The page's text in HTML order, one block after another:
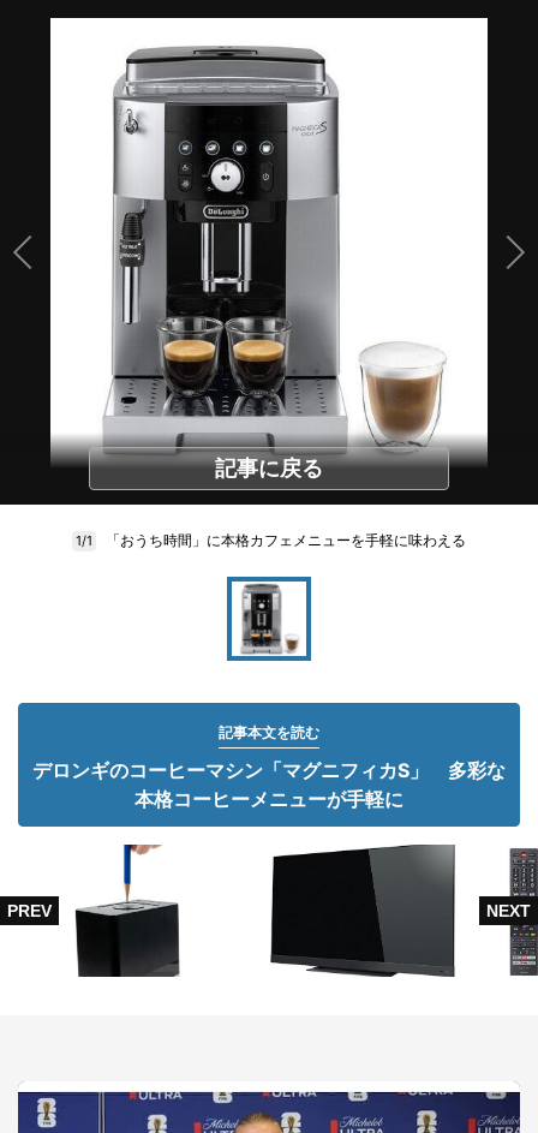
記事に戻る
1/1 「おうち時間」に本格カフェメニューを手軽に味わえる
記事本文を読む
デロンギのコーヒーマシン「マグニフィカS」 多彩な
本格コーヒーメニューが手軽に